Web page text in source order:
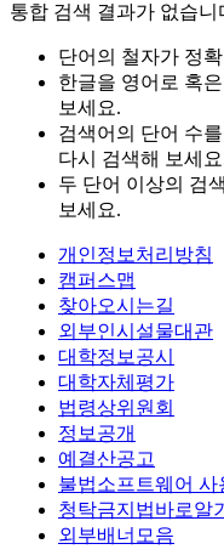
통합 검색 결과가 없습니
단어의 철자가 정
한글을 영어로 혹
보세요.
검색어의 단어 수
다시 검색해 보세
두 단어 이상의 검
보세요.
개인정보처리방침
캠퍼스맵
찾아오시는길
외부인시설물대관
대학정보공시
대학자체평가
법령상위원회
정보공개
예결산공고
불법소프트웨어 사
청탁금지법바로알기
외부배너모음